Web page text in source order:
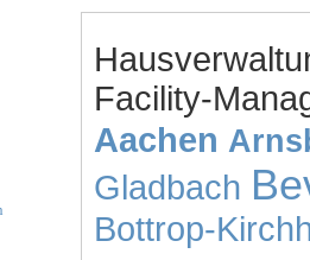
Facility-
Aachen
Gladbach
Bottrop-